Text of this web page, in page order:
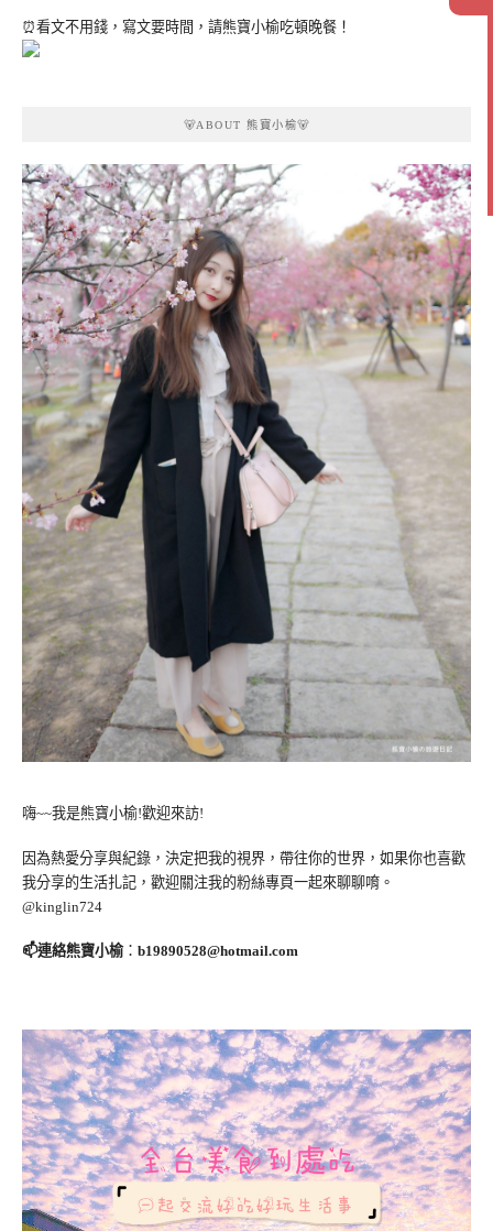
⏰看文不用錢，寫文要時間，請熊寶小榆吃頓晚餐！
🐻ABOUT 熊寶小榆🐻
嗨~~我是熊寶小榆!歡迎來訪!
因為熱愛分享與紀錄，決定把我的視界，帶往你的世界，如果你也喜歡
我分享的生活扎記，歡迎關注我的粉絲專頁一起來聊聊唷。
@kinglin724
📫連絡熊寶小榆： b19890528@hotmail.com